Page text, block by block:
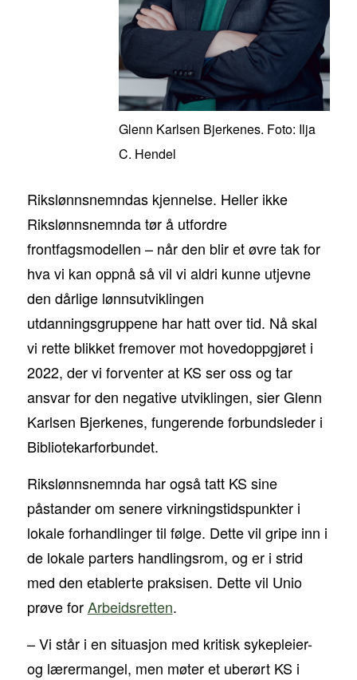
Glenn Karlsen Bjerkenes. Foto: Ilja
C. Hendel
Rikslønnsnemndas kjennelse. Heller ikke
Rikslønnsnemnda tør å utfordre
frontfagsmodellen – når den blir et øvre tak for
hva vi kan oppnå så vil vi aldri kunne utjevne
den dårlige lønnsutviklingen
utdanningsgruppene har hatt over tid. Nå skal
vi rette blikket fremover mot hovedoppgjøret i
2022, der vi forventer at KS ser oss og tar
ansvar for den negative utviklingen, sier Glenn
Karlsen Bjerkenes, fungerende forbundsleder i
Bibliotekarforbundet.
Rikslønnsnemnda har også tatt KS sine
påstander om senere virkningstidspunkter i
lokale forhandlinger til følge. Dette vil gripe inn i
de lokale parters handlingsrom, og er i strid
med den etablerte praksisen. Dette vil Unio
prøve forArbeidsretten.
– Vi står i en situasjon med kritisk sykepleier-
og lærermangel, men møter et uberørt KS i